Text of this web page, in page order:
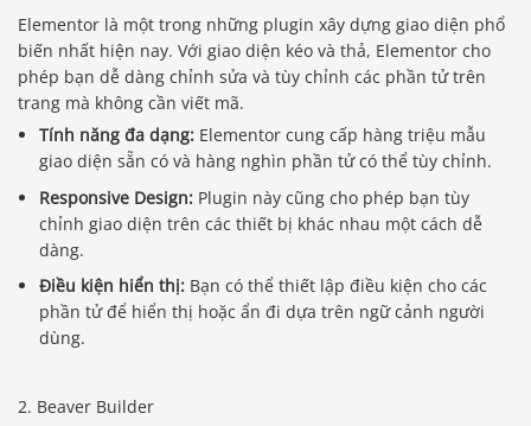
Elementor là một trong những plugin xây dựng giao diện phổ
biến nhất hiện nay. Với giao diện kéo và thả, Elementor cho
phép bạn dễ dàng chỉnh sửa và tùy chỉnh các phần tử trên
trang mà không cần viết mã.
Tính năng đa dạng: Elementor cung cấp hàng triệu mẫu
giao diện sẵn có và hàng nghìn phần tử có thể tùy chỉnh.
Responsive Design: Plugin này cũng cho phép bạn tùy
chỉnh giao diện trên các thiết bị khác nhau một cách dễ
dàng.
Điều kiện hiển thị: Bạn có thể thiết lập điều kiện cho các
phần tử để hiển thị hoặc ẩn đi dựa trên ngữ cảnh người
dùng.
2. Beaver Builder